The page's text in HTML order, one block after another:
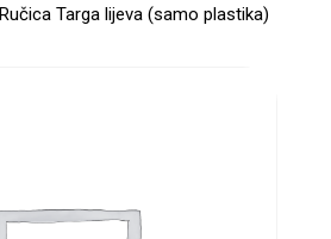
Targa lijeva (samo plastika)